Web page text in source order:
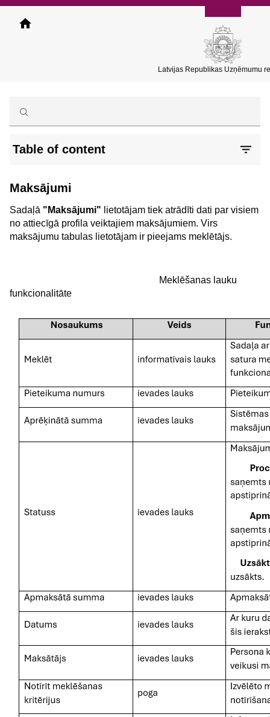
Pārlekt
galveno
Latvijas Republikas Uzņēmumu
Table of content
Maksājumi
Sadaļā "Maksājumi" lietotājam tiek atrādīti dati par visiem
no attiecīgā profila veiktajiem maksājumiem. Virs
maksājumu tabulas lietotājam ir pieejams meklētājs.
Meklēšanas lauku
funkcionalitāte